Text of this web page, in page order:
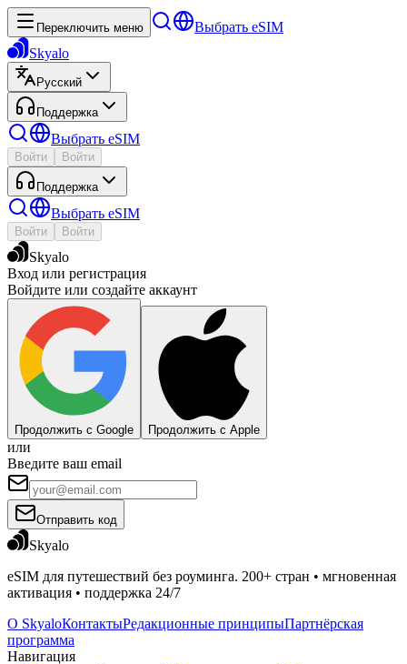
Переключить меню
Выбрать eSIM
Skyalo
Русский
Поддержка
Выбрать eSIM
Войти Войти
Поддержка
Выбрать eSIM
Войти Войти
Skyalo
Вход или регистрация
Войдите или создайте аккаунт
Продолжить с Google Продолжить с Apple
или
Введите ваш email
Отправить код
Skyalo
eSIM для путешествий без роуминга. 200+ стран • мгновенная
активация • поддержка 24/7
О SkyaloКонтактыРедакционные принципыПартнёрская
программа
Навигация